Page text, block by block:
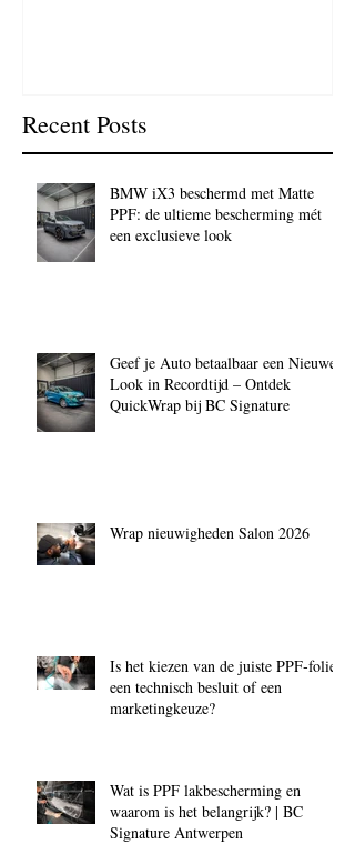
Recent Posts
BMW iX3 beschermd met Matte
PPF: de ultieme bescherming mét
een exclusieve look
Geef je Auto betaalbaar een Nieuwe
Look in Recordtijd – Ontdek
QuickWrap bij BC Signature
Wrap nieuwigheden Salon 2026
Is het kiezen van de juiste PPF‑folie
een technisch besluit of een
marketingkeuze?
Wat is PPF lakbescherming en
waarom is het belangrijk? | BC
Signature Antwerpen